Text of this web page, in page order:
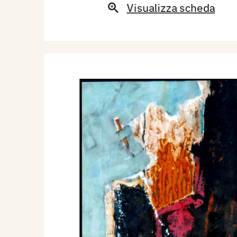
Visualizza scheda